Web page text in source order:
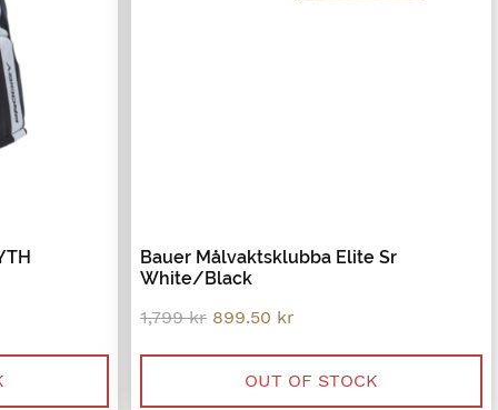
Bauer Målvaktsklubba Elite Sr
White/Black
1,799kr Original
was:
1,799 kr.
899.50 kr
is:
899.50 kr.
OUT OF STOCK